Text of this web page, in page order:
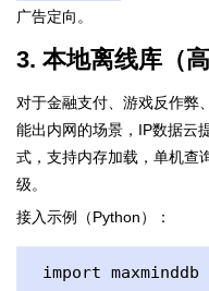
广告定向。
3. 本地离线库（
对于金融支付、游戏反作弊
能出内网的场景，IP数据云
式，支持内存加载，单机查
级。
接入示例（Python）：
import maxminddb